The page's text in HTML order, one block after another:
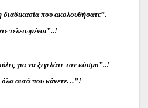
διαδικασία που ακολουθήσατε”.
τελειωμένοι”..!
για να ξεγελάτε τον κόσμο”..!
όλα αυτά που κάνετε…”!